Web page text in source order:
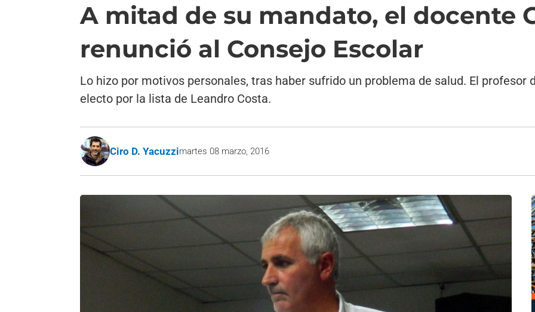
A mitad de su mandato, el docente
renunció al Consejo Escolar
Lo hizo por motivos personales, tras haber sufrido un problema de salud. El profesor
electo por la lista de Leandro Costa.
Ciro D. Yacuzzimartes 08 marzo, 2016